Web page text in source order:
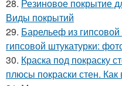
28. Резиновое покрытие
Виды покрытий
29. Барельеф из
гипсовой штукатурки:
30. Краска под покраску
плюсы покраски стен. Как